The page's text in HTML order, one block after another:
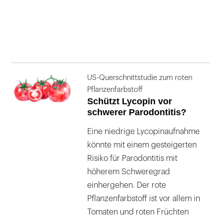
US-Querschnittstudie zum roten
Pflanzenfarbstoff
Schützt Lycopin vor
schwerer Parodontitis?
Eine niedrige Lycopinaufnahme
könnte mit einem gesteigerten
Risiko für Parodontitis mit
höherem Schweregrad
einhergehen. Der rote
Pflanzenfarbstoff ist vor allem in
Tomaten und roten Früchten